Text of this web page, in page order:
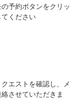
予約ボタンをクリッ
ください
エストを確認し、メ
させていただきま